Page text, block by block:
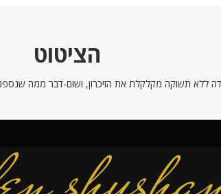
הציטוט
ללא תשוקה מקלקלת את הזיכרון, ושום-דבר ממה שנספג